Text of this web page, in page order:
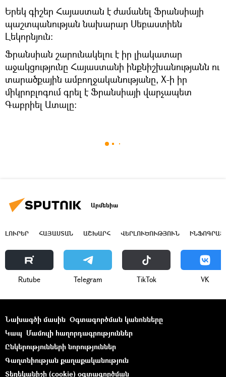
Երեկ գիշեր Հայաստան է ժամանել Ֆրանսիայի
պաշտպանության նախարար Սեբաստիեն
Լեկորնյուն։
Ֆրանսիան շարունակելու է իր լիակատար
աջակցությունը Հայաստանի ինքնիշխանությանն ու
տարածքային ամբողջականությանը, X-ի իր
միկրոբլոգում գրել է Ֆրանսիայի վարչապետ
Գաբրիել Ատալը։
Արմենիա
ԼՈՒՐԵՐ ՀԱՅԱՍՏԱՆ ԱՇԽԱՐՀ ՎԵՐԼՈՒԾՈՒԹՅՈՒՆ
Rutube Telegram ТikТоk VK
Նախագծի մասին Օգտագործման կանոնները
Կապ Մամուլի հաղորդագրություններ
Ընկերությունների նորություններ
Գաղտնիության քաղաքականություն
Տեղեկանիշի (cookie) օգտագործման